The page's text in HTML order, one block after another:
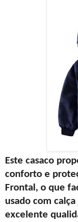
Este casaco
conforto e
Frontal, o que
usado com
excelente